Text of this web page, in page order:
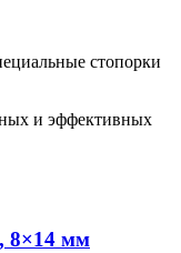
стопорки
и эффективных
8×14 мм